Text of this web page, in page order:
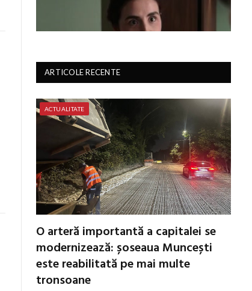
ARTICOLE RECENTE
ACTUALITATE
O arteră importantă a capitalei se
modernizează: șoseaua Muncești
este reabilitată pe mai multe
tronsoane